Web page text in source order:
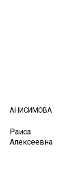
АНИСИМОВА
Раиса
Алексеевна